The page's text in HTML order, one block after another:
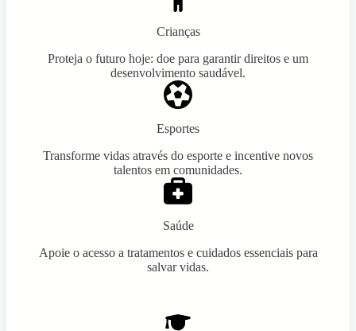
Crianças
Proteja o futuro hoje: doe para garantir direitos e um
desenvolvimento saudável.
Esportes
Transforme vidas através do esporte e incentive novos
talentos em comunidades.
Saúde
Apoie o acesso a tratamentos e cuidados essenciais para
salvar vidas.